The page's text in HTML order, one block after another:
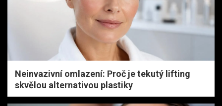
Neinvazivní omlazení: Proč je tekutý lifting
skvělou alternativou plastiky